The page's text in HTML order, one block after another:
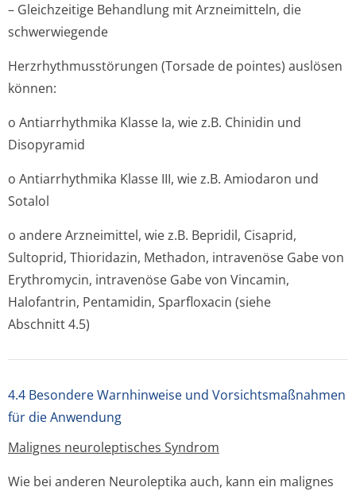
– Gleichzeitige Behandlung mit Arzneimitteln, die
schwerwiegende
Herzrhythmusstörun­gen (Torsade de pointes) auslösen
können:
o Antiarrhythmika Klasse Ia, wie z.B. Chinidin und
Disopyramid
o Antiarrhythmika Klasse III, wie z.B. Amiodaron und
Sotalol
o andere Arzneimittel, wie z.B. Bepridil, Cisaprid,
Sultoprid, Thioridazin, Methadon, intravenöse Gabe von
Erythromycin, intravenöse Gabe von Vincamin,
Halofantrin, Pentamidin, Sparfloxacin (siehe
Abschnitt 4.5)
4.4 Besondere Warnhinweise und Vorsichtsmaßnahmen
für die Anwendung
Malignes neuroleptisches Syndrom
Wie bei anderen Neuroleptika auch, kann ein malignes